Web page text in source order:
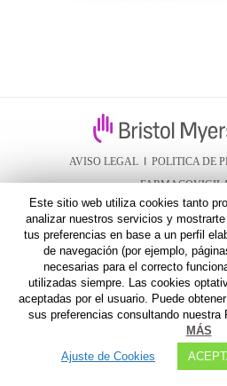
AVISO LEGAL I POLITICA DE
Este sitio web utiliza cookies tanto
analizar nuestros servicios y
tus preferencias en base a un perfil
de navegación (por ejemplo,
necesarias para el correcto
utilizadas siempre. Las cookies
aceptadas por el usuario. Puede
sus preferencias consultando nuestra
MÁS
Ajuste de Cookies